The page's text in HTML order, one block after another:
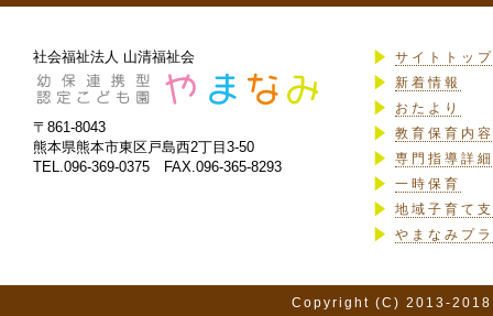
社会福祉法人 山清福祉会
〒861-8043
熊本県熊本市東区戸島西2丁目3-50
TEL.096-369-0375 FAX.096-365-8293
サイトトップ
新着情報
おたより
教育保育内
専門指導詳細
一時保育
地域子育て
やまなみプ
Copyright (C) 2013-